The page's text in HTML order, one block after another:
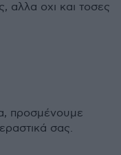
αλλα οχι και τοσες
προσμένουμε
σας.